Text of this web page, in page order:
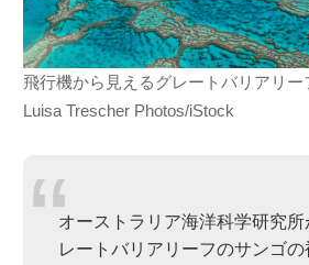
飛行機から見えるグレートバリアリー
Luisa Trescher Photos/iStock
オーストラリア海洋科学研究
レートバリアリーフのサンゴ